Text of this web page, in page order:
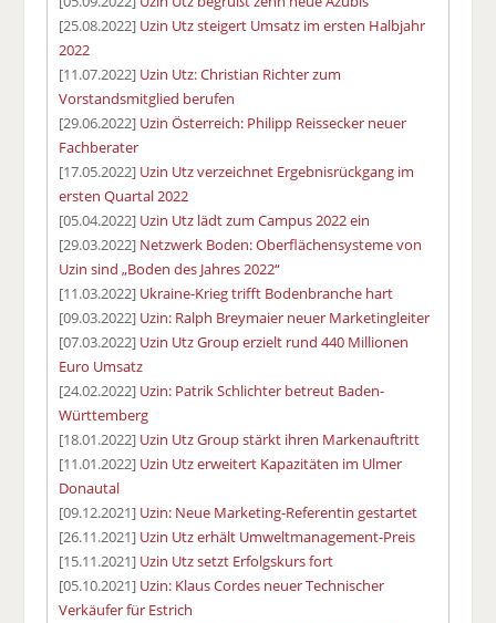
[25.08.2022] Uzin Utz steigert Umsatz im ersten Halbjahr
2022
[11.07.2022] Uzin Utz: Christian Richter zum
Vorstandsmitglied berufen
[29.06.2022] Uzin Österreich: Philipp Reissecker neuer
Fachberater
[17.05.2022] Uzin Utz verzeichnet Ergebnisrückgang im
ersten Quartal 2022
[05.04.2022] Uzin Utz lädt zum Campus 2022 ein
[29.03.2022] Netzwerk Boden: Oberflächensysteme von
Uzin sind „Boden des Jahres 2022“
[11.03.2022] Ukraine-Krieg trifft Bodenbranche hart
[09.03.2022] Uzin: Ralph Breymaier neuer Marketingleiter
[07.03.2022] Uzin Utz Group erzielt rund 440 Millionen
Euro Umsatz
[24.02.2022] Uzin: Patrik Schlichter betreut Baden-
Württemberg
[18.01.2022] Uzin Utz Group stärkt ihren Markenauftritt
[11.01.2022] Uzin Utz erweitert Kapazitäten im Ulmer
Donautal
[09.12.2021] Uzin: Neue Marketing-Referentin gestartet
[26.11.2021] Uzin Utz erhält Umweltmanagement-Preis
[15.11.2021] Uzin Utz setzt Erfolgskurs fort
[05.10.2021] Uzin: Klaus Cordes neuer Technischer
Verkäufer für Estrich